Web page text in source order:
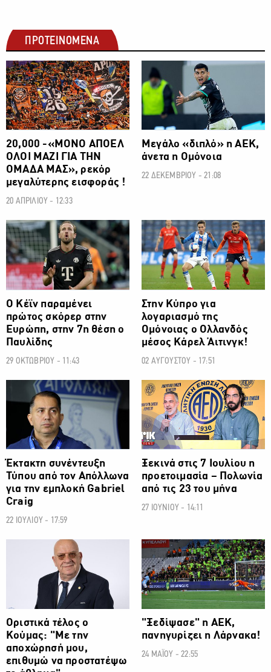
ΠΡΟΤΕΙΝΟΜΕΝΑ
20,000 -«ΜΟΝΟ ΑΠΟΕΛ
ΟΛΟΙ ΜΑΖΙ ΓΙΑ ΤΗΝ
ΟΜΑΔΑ ΜΑΣ», ρεκόρ
μεγαλύτερης εισφοράς !
20 ΑΠΡΙΛΙΟΥ - 12:33
Μεγάλο «διπλό» η ΑΕΚ,
άνετα η Ομόνοια
22 ΔΕΚΕΜΒΡΙΟΥ - 21:08
Ο Κέϊν παραμένει
πρώτος σκόρερ στην
Ευρώπη, στην 7η θέση ο
Παυλίδης
29 ΟΚΤΩΒΡΙΟΥ - 11:43
Στην Κύπρο για
λογαριασμό της
Ομόνοιας ο Ολλανδός
μέσος Κάρελ Άιτινγκ!
02 ΑΥΓΟΥΣΤΟΥ - 17:51
Έκτακτη συνέντευξη
Τύπου από τον Απόλλωνα
για την εμπλοκή Gabriel
Craig
22 ΙΟΥΛΙΟΥ - 17:59
Ξεκινά στις 7 Ιουλίου η
προετοιμασία – Πολωνία
από τις 23 του μήνα
27 ΙΟΥΝΙΟΥ - 14:11
Οριστικά τέλος ο
Κούμας: "Με την
αποχώρησή μου,
επιθυμώ να προστατέψω
"Ξεδίψασε" η ΑΕΚ,
πανηγυρίζει η Λάρνακα!
24 ΜΑΪΟΥ - 22:55